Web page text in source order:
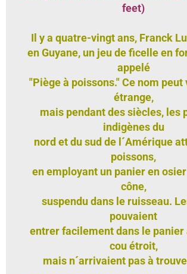
feet)
Il y a quatre-vingt ans, Franck
en Guyane, un jeu de ficelle en
appelé
"Piège à poissons." Ce nom peut
étrange,
mais pendant des siècles, les
indigènes du
nord et du sud de l´Amérique
poissons,
en employant un panier en
cône,
suspendu dans le ruisseau.
pouvaient
entrer facilement dans le panier
cou étroit,
mais n´arrivaient pas à